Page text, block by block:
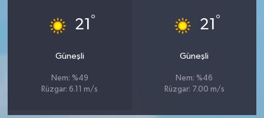
21 °
Güneşli
Nem: %49
Rüzgar: 6.11 m/s
21 °
Güneşli
Nem: %46
Rüzgar: 7.00 m/s